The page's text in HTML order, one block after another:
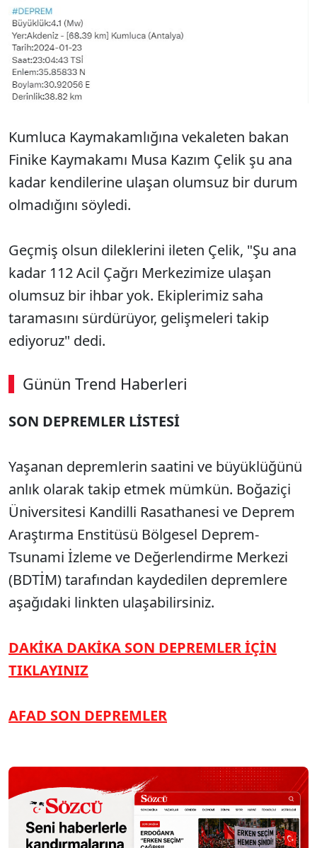
Kumluca Kaymakamlığına vekaleten bakan
Finike Kaymakamı Musa Kazım Çelik şu ana
kadar kendilerine ulaşan olumsuz bir durum
olmadığını söyledi.
Geçmiş olsun dileklerini ileten Çelik, "Şu ana
kadar 112 Acil Çağrı Merkezimize ulaşan
olumsuz bir ihbar yok. Ekiplerimiz saha
taramasını sürdürüyor, gelişmeleri takip
ediyoruz" dedi.
Günün Trend Haberleri
SON DEPREMLER LİSTESİ
Yaşanan depremlerin saatini ve büyüklüğünü
anlık olarak takip etmek mümkün. Boğaziçi
Üniversitesi Kandilli Rasathanesi ve Deprem
Araştırma Enstitüsü Bölgesel Deprem-
Tsunami İzleme ve Değerlendirme Merkezi
(BDTİM) tarafından kaydedilen depremlere
aşağıdaki linkten ulaşabilirsiniz.
DAKİKA DAKİKA SON DEPREMLER İÇİN
TIKLAYINIZ
AFAD SON DEPREMLER